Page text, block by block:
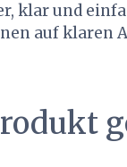
klar und
auf klaren